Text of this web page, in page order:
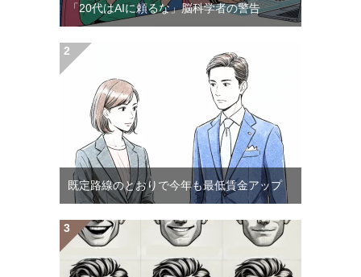
「20代はAIに頼るな」脳科学者の警告
既定路線のとおりで今年も最低賃金アップ